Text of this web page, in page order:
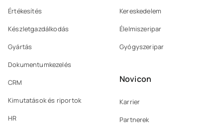
Értékesítés
Készletgazdálkodás
Gyártás
Dokumentumkezelés
CRM
Kimutatások és riportok
HR
Kereskedelem
Élelmiszeripar
Gyógyszeripar
Novicon
Karrier
Partnerek